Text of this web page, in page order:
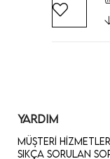
YARDIM
Müşteri
Sıkça Sorulan